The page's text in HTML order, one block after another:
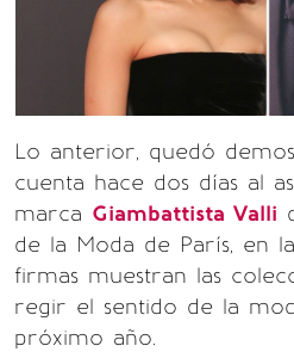
Lo anterior, quedó
cuenta hace dos días al
marca Giambattista Valli
de la Moda de París, en
firmas muestran las
regir el sentido de la
próximo año.